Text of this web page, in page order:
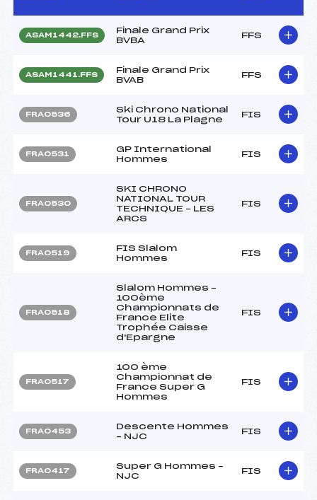
ASAM1442.FFS
Finale Grand Prix
BVBA
FFS
ASAM1441.FFS
Finale Grand Prix
BVAB
FFS
FRA0536
Ski Chrono National
Tour U18 La Plagne
FIS
FRA0531
GP International
Hommes
FIS
FRA0530
SKI CHRONO
NATIONAL TOUR
TECHNIQUE – LES
ARCS
FIS
FRA0519
FIS Slalom
Hommes
FIS
FRA0518
Slalom Hommes –
100ème
Championnats de
France Elite
Trophée Caisse
d'Epargne
FIS
FRA0517
100 ème
Championnat de
France Super G
Hommes
FIS
FRA0453
Descente Hommes
– NJC
FIS
FRA0417
Super G Hommes –
NJC
FIS